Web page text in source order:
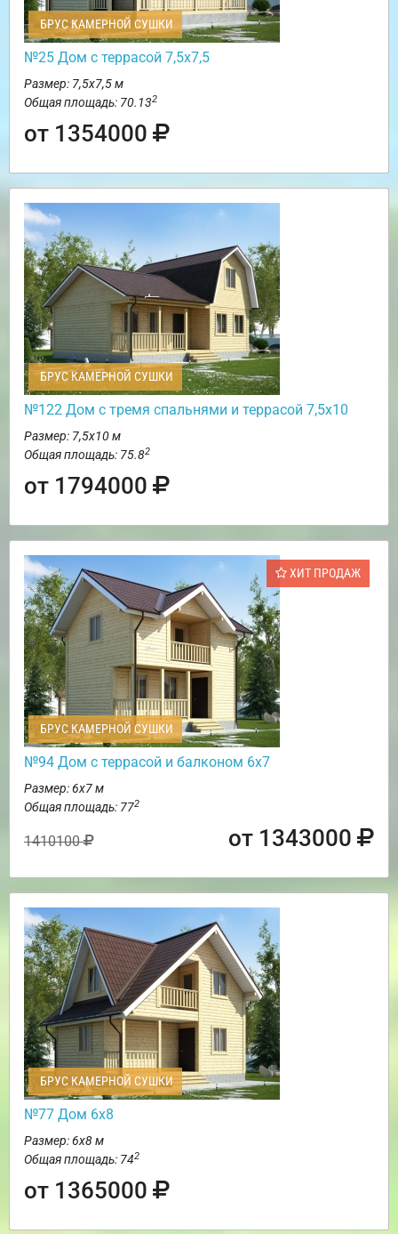
БРУС КАМЕРНОЙ СУШКИ
№25 Дом с террасой 7,5х7,5
Размер: 7,5х7,5 м
Общая площадь: 70.132
от 1354000
БРУС КАМЕРНОЙ СУШКИ
№122 Дом с тремя спальнями и террасой 7,5х10
Размер: 7,5х10 м
Общая площадь: 75.82
от 1794000
ХИТ ПРОДАЖ
БРУС КАМЕРНОЙ СУШКИ
№94 Дом с террасой и балконом 6х7
Размер: 6х7 м
Общая площадь: 772
1410100 от 1343000
БРУС КАМЕРНОЙ СУШКИ
№77 Дом 6х8
Размер: 6х8 м
Общая площадь: 742
от 1365000